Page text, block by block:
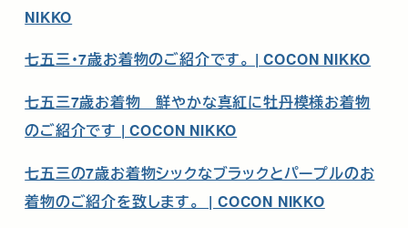
NIKKO
七五三・7歳お着物のご紹介です。 | COCON NIKKO
七五三7歳お着物 鮮やかな真紅に牡丹模様お着物
のご紹介です | COCON NIKKO
七五三の7歳お着物シックなブラックとパープルのお
着物のご紹介を致します。 | COCON NIKKO